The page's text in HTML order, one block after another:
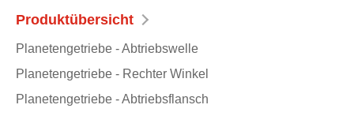
Produktübersicht
Planetengetriebe - Abtriebswelle
Planetengetriebe - Rechter Winkel
Planetengetriebe - Abtriebsflansch